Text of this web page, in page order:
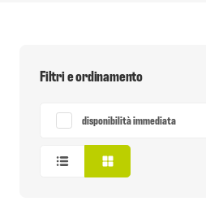
Filtri e ordinamento
disponibilità immediata